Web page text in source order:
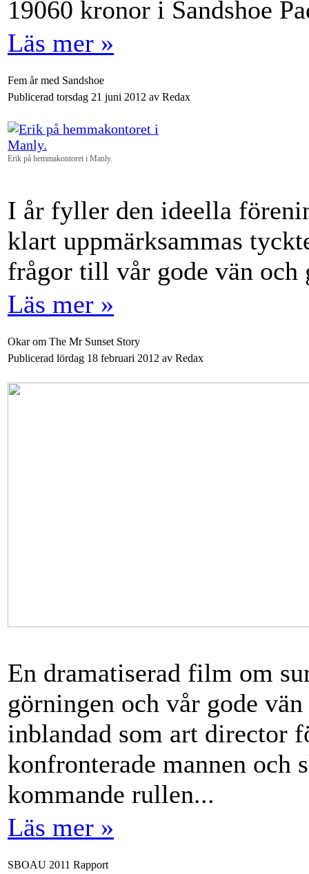
19060 kronor i Sandshoe
Läs mer »
Fem år med Sandshoe
Publicerad torsdag 21 juni 2012 av Redax
Erik på hemmakontoret i Manly.
I år fyller den ideella
klart uppmärksammas
frågor till vår gode vän och
Läs mer »
Okar om The Mr Sunset Story
Publicerad lördag 18 februari 2012 av Redax
En dramatiserad film om
görningen och vår gode
inblandad som art director
konfronterade mannen och
kommande rullen...
Läs mer »
SBOAU 2011 Rapport